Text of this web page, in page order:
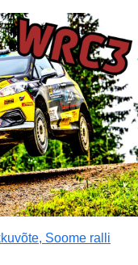
Soome ralli